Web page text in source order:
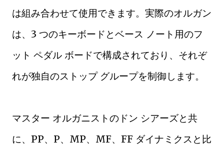
は組み合わせて使用​​できます。実際のオルガン
は、3 つのキーボードとベース ノート用のフ
ット ペダル ボードで構成されており、それぞ
れが独自のストップ グループを制御します。
マスター オルガニストのドン シアーズと共
に、PP、P、MP、MF、FF ダイナミクスと比